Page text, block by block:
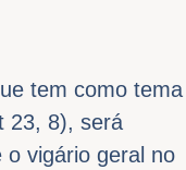
tem como tema
23, 8), será
o vigário geral no